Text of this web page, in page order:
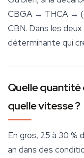
CBGA → THCA →
CBN. Dans les
déterminante qui
Quelle quantité
quelle vitesse ?
En gros, 25 à 30 %
an dans des